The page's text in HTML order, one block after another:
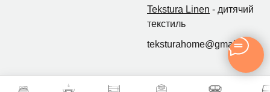
Tekstura Linen - дитячий
текстиль
teksturahome@gmail.com